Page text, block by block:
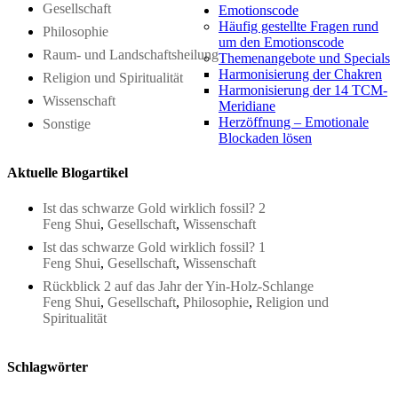
Gesellschaft
Philosophie
Raum- und Landschaftsheilung
Religion und Spiritualität
Wissenschaft
Sonstige
Aktuelle Blogartikel
Ist das schwarze Gold wirklich fossil? 2
Feng Shui, Gesellschaft, Wissenschaft
Ist das schwarze Gold wirklich fossil? 1
Feng Shui, Gesellschaft, Wissenschaft
Rückblick 2 auf das Jahr der Yin-Holz-Schlange
Feng Shui, Gesellschaft, Philosophie, Religion und
Spiritualität
Schlagwörter
Emotionscode
Häufig gestellte Fragen rund
um den Emotionscode
Themenangebote und Specials
Harmonisierung der Chakren
Harmonisierung der 14 TCM-
Meridiane
Herzöffnung – Emotionale
Blockaden lösen